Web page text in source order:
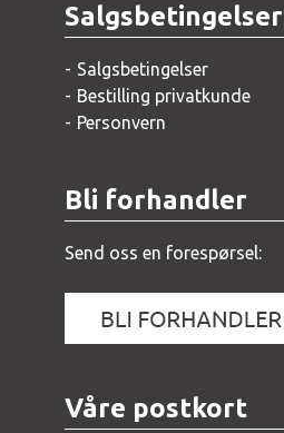
Salgsbetingelser
Salgsbetingelser
Bestilling privatkunde
Personvern
Bli forhandler
Send oss en forespørsel:
Våre postkort